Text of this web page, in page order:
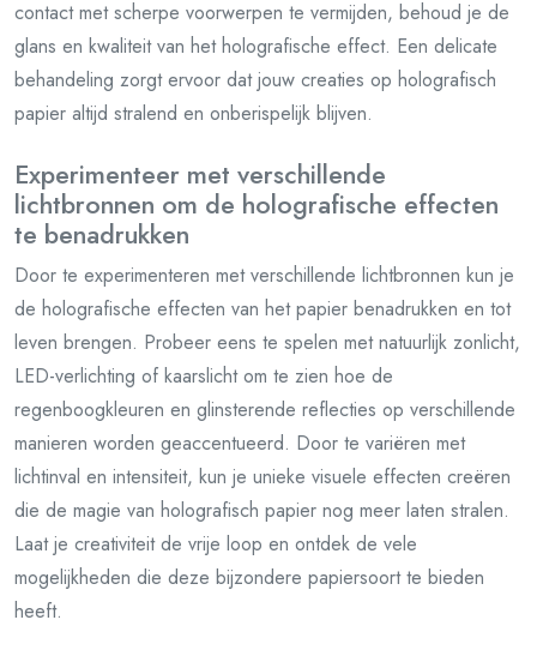
contact met scherpe voorwerpen te vermijden, behoud je de
glans en kwaliteit van het holografische effect. Een delicate
behandeling zorgt ervoor dat jouw creaties op holografisch
papier altijd stralend en onberispelijk blijven.
Experimenteer met verschillende
lichtbronnen om de holografische effecten
te benadrukken
Door te experimenteren met verschillende lichtbronnen kun je
de holografische effecten van het papier benadrukken en tot
leven brengen. Probeer eens te spelen met natuurlijk zonlicht,
LED-verlichting of kaarslicht om te zien hoe de
regenboogkleuren en glinsterende reflecties op verschillende
manieren worden geaccentueerd. Door te variëren met
lichtinval en intensiteit, kun je unieke visuele effecten creëren
die de magie van holografisch papier nog meer laten stralen.
Laat je creativiteit de vrije loop en ontdek de vele
mogelijkheden die deze bijzondere papiersoort te bieden
heeft.